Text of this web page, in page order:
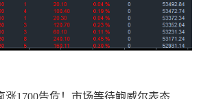
涨1700告危！市场等待鲍威尔表态 ...